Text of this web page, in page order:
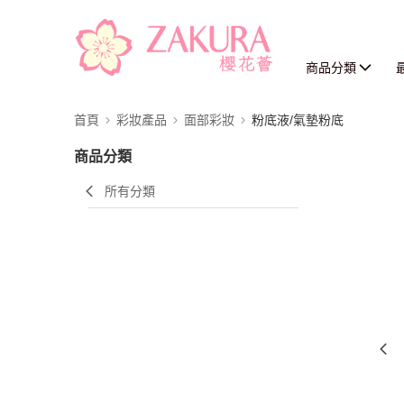
商品分類
首頁 彩妝產品 面部彩妝 粉底液/氣墊粉底
商品分類
所有分類